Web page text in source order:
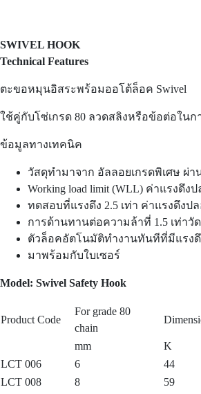
SWIVEL HOOK
Technical Features
ตะขอหมุนอิสระพร้อมออโต้ล็อค Swivel
ใช้คู่กับโซ่เกรด 80 ลวดสลิงหรือข้อต่อในก
ข้อมูลทางเทคนิค
วัสดุทำมาจาก อัลลอยเกรดพิเศษ ผ่า
Working load limit (WLL) ค่าแรงดึงป
ทดสอบที่แรงดึง 2.5 เท่า ค่าแรงดึงป
การด้านทานต่อความล้าที่ 1.5 เท่าวัด
ตัวล็อคอัตโนมัติทำงานทันทีที่มีแรงดึ
มาพร้อมกับใบเซอร์
Model: Swivel Safety Hook
Product Code
For grade 80
chain
mm K
LCT 006
6 44
LCT 008
8 59